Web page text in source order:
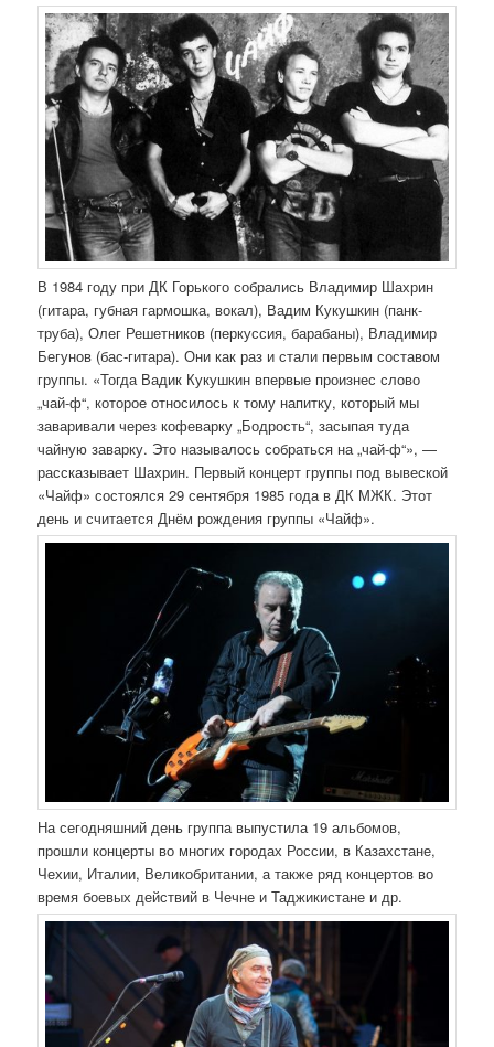
В 1984 году при ДК Горького собрались Владимир Шахрин
(гитара, губная гармошка, вокал), Вадим Кукушкин (панк-
труба), Олег Решетников (перкуссия, барабаны), Владимир
Бегунов (бас-гитара). Они как раз и стали первым составом
группы. «Тогда Вадик Кукушкин впервые произнес слово
„чай-ф“, которое относилось к тому напитку, который мы
заваривали через кофеварку „Бодрость“, засыпая туда
чайную заварку. Это называлось собраться на „чай-ф“», —
рассказывает Шахрин. Первый концерт группы под вывеской
«Чайф» состоялся 29 сентября 1985 года в ДК МЖК. Этот
день и считается Днём рождения группы «Чайф».
На сегодняшний день группа выпустила 19 альбомов,
прошли концерты во многих городах России, в Казахстане,
Чехии, Италии, Великобритании, а также ряд концертов во
время боевых действий в Чечне и Таджикистане и др.